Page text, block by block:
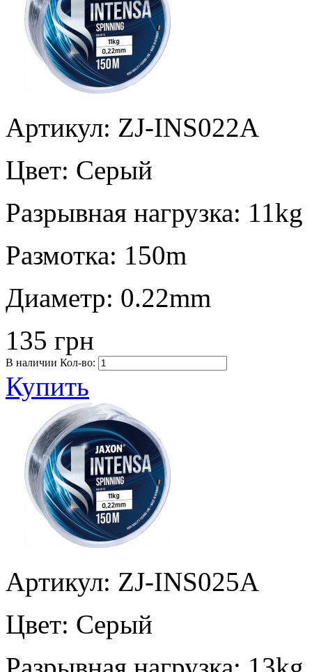
Артикул: ZJ-INS022A
Цвет: Серый
Разрывная нагрузка: 11kg
Размотка: 150m
Диаметр: 0.22mm
135 грн
В наличии Кол-во:
Купить
Артикул: ZJ-INS025A
Цвет: Серый